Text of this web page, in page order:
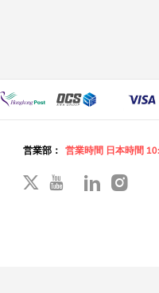
営業部： 営業時間 日本時間